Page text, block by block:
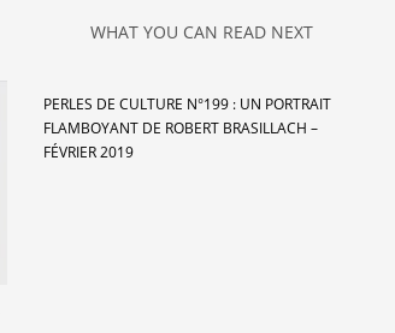
WHAT YOU CAN READ NEXT
PERLES DE CULTURE N°199 : UN PORTRAIT
FLAMBOYANT DE ROBERT BRASILLACH –
FÉVRIER 2019